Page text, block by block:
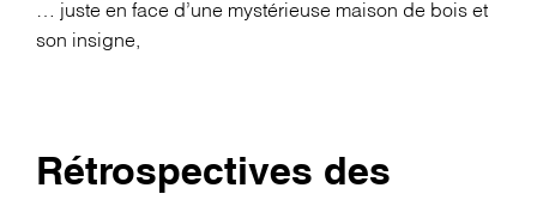
… juste en face d’une mystérieuse maison de bois et
son insigne,
Rétrospectives des